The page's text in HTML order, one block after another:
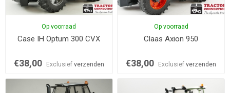
Op voorraad
Case IH Optum 300 CVX
€38,00 Exclusief verzenden
Op voorraad
Claas Axion 950
€38,00 Exclusiefverzenden